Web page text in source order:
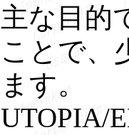
主な目的
ことで、
ます。
UTOPIA/